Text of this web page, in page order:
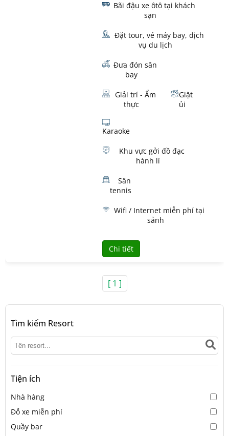
Bãi đậu xe ôtô tại khách
sạn
Đặt tour, vé máy bay, dịch
vụ du lịch
Đưa đón sân
bay
Giải trí - Ẩm
thực
Giặt
ủi
Karaoke
Khu vực gởi đồ đạc
hành lí
Sân
tennis
Wifi / Internet miễn phí tại
sảnh
Chi tiết
[ 1 ]
Tìm kiếm Resort
Tiện ích
Nhà hàng
Đỗ xe miễn phí
Quầy bar